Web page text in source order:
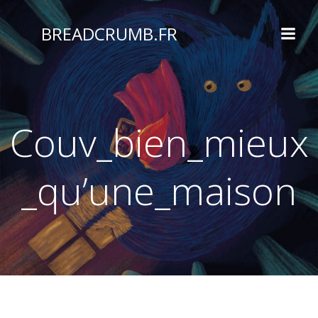
Aller
au
contenu
BREADCRUMB.FR
Couv_bien_mieux
_qu’une_maison